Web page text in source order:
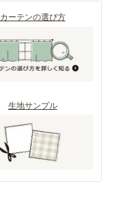
カーテンの選び方
生地サンプル